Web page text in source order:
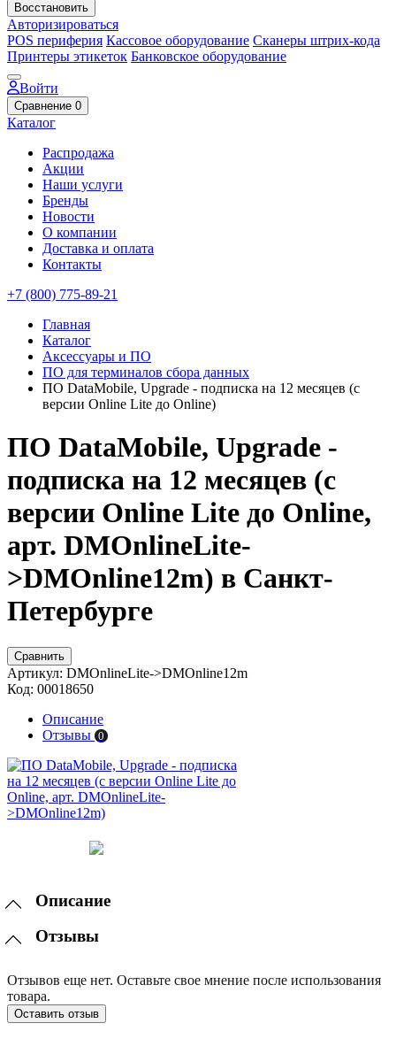
Восстановить
Авторизироваться
POS периферия Кассовое оборудование Сканеры штрих-кода
Принтеры этикеток Банковское оборудование
Войти
Сравнение 0
Каталог
Распродажа
Акции
Наши услуги
Бренды
Новости
О компании
Доставка и оплата
Контакты
+7 (800) 775-89-21
Главная
Каталог
Аксессуары и ПО
ПО для терминалов сбора данных
ПО DataMobile, Upgrade - подписка на 12 месяцев (с
версии Online Lite до Online)
ПО DataMobile, Upgrade -
подписка на 12 месяцев (с
версии Online Lite до Online,
арт. DMOnlineLite-
>DMOnline12m) в Санкт-
Петербурге
Сравнить
Артикул: DMOnlineLite->DMOnline12m
Код: 00018650
Описание
Отзывы 0
Описание
Отзывы
Отзывов еще нет. Оставьте свое мнение после использования
товара.
Оставить отзыв